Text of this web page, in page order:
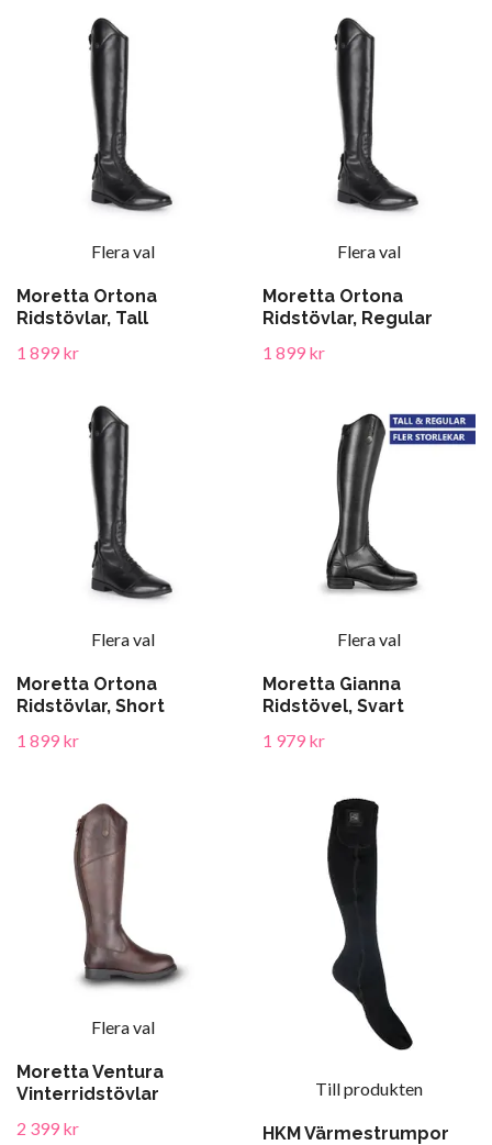
Flera val
Moretta Ortona
Ridstövlar, Tall
1 899 kr
Flera val
Moretta Ortona
Ridstövlar, Regular
1 899 kr
Flera val
Moretta Ortona
Ridstövlar, Short
1 899 kr
Flera val
Moretta Gianna
Ridstövel, Svart
1 979 kr
Flera val
Moretta Ventura
Vinterridstövlar
2 399 kr
Till produkten
HKM Värmestrumpor